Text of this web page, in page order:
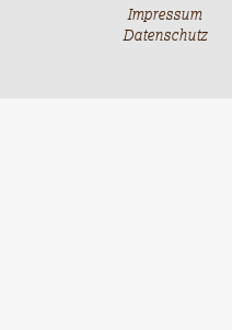
Impressum
Datenschutz